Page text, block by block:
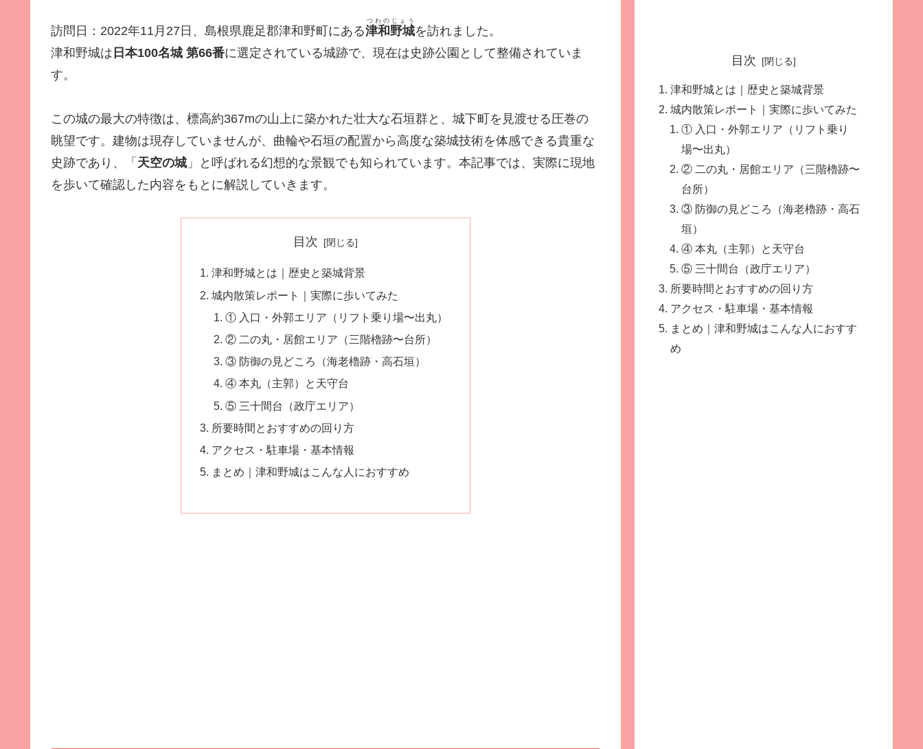
訪問日：2022年11月27日、島根県鹿足郡津和野町にある津和野城
つわのじょう
を訪れました。
津和野城は 日本100名城 第66番に選定されている城跡で、現在は史跡公園として整備されていま
す。
この城の最大の特徴は、標高約367mの山上に築かれた壮大な石垣群と、城下町を見渡せる圧巻の
眺望です。建物は現存していませんが、曲輪や石垣の配置から高度な築城技術を体感できる貴重な
史跡であり、「 天空の城 」と呼ばれる幻想的な景観でも知られています。本記事では、実際に現地
を歩いて確認した内容をもとに解説していきます。
目次
津和野城とは｜歴史と築城背景
城内散策レポート｜実際に歩いてみた
① 入口・外郭エリア（リフト乗り場〜出丸）
② 二の丸・居館エリア（三階櫓跡〜台所）
③ 防御の見どころ（海老櫓跡・高石垣）
④ 本丸（主郭）と天守台
⑤ 三十間台（政庁エリア）
所要時間とおすすめの回り方
アクセス・駐車場・基本情報
まとめ｜津和野城はこんな人におすすめ
目次
津和野城とは｜歴史と築城背景
城内散策レポート｜実際に歩いてみた
① 入口・外郭エリア（リフト乗り
場〜出丸）
② 二の丸・居館エリア（三階櫓跡〜
台所）
③ 防御の見どころ（海老櫓跡・高石
垣）
④ 本丸（主郭）と天守台
⑤ 三十間台（政庁エリア）
所要時間とおすすめの回り方
アクセス・駐車場・基本情報
まとめ｜津和野城はこんな人におすす
め